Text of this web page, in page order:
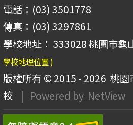
電話：(03) 3501778
傳真：(03) 3297861
學校地址： 333028 桃園市龜
學校地理位置 )
版權所有 © 2015 - 2026 桃園
校
| Powered by NetView